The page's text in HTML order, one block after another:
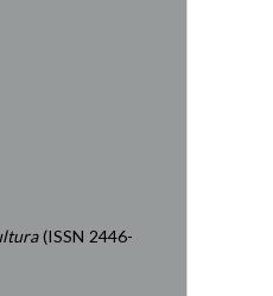
(ISSN 2446-